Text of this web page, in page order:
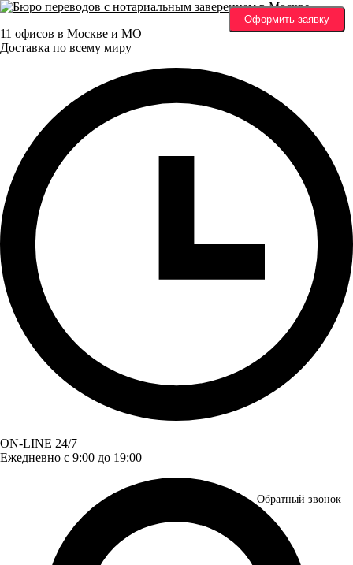
11 офисов в Москве и МО
Доставка по всему миру
ON-LINE 24/7
Ежедневно с 9:00 до 19:00
Оформить заявку
Обратный звонок